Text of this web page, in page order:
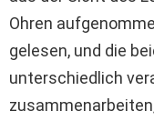
Ohren
gelesen, und die
unterschiedlich